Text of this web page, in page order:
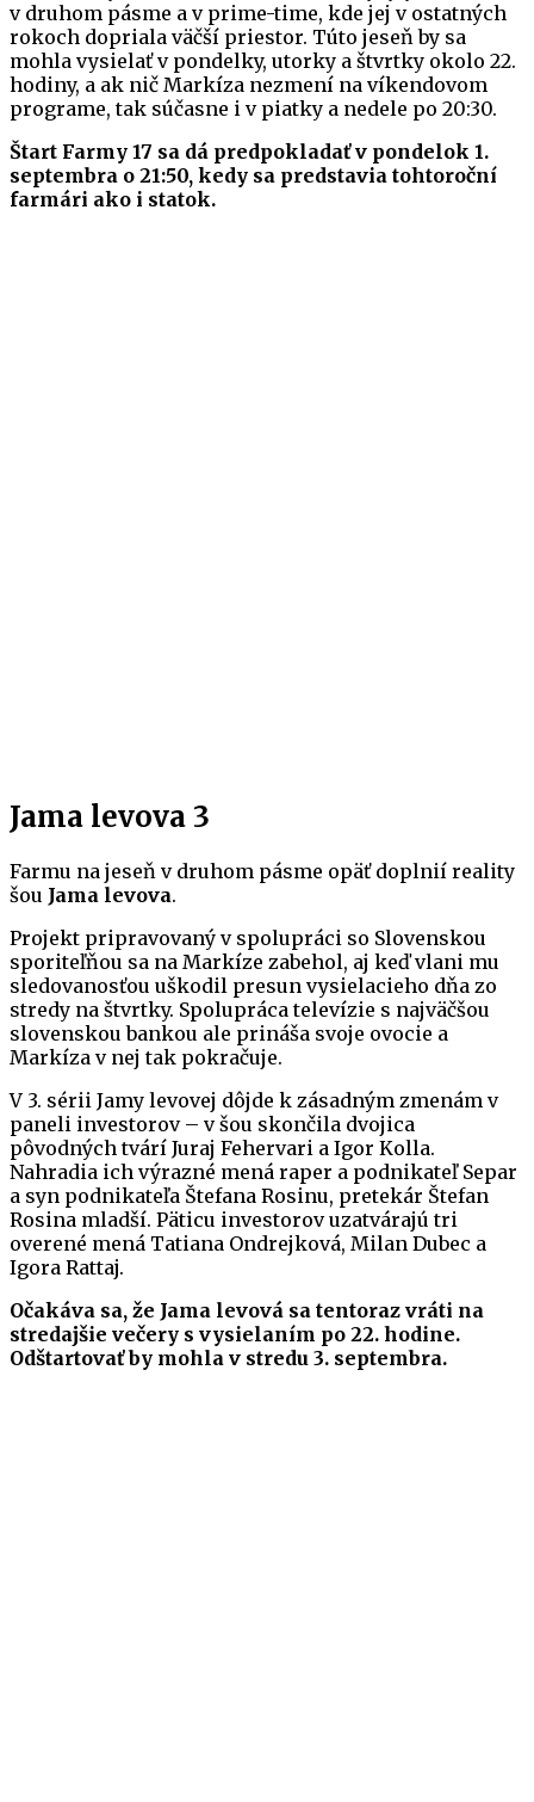
v druhom pásme a v prime-time, kde jej v ostatných
rokoch dopriala väčší priestor. Túto jeseň by sa
mohla vysielať v pondelky, utorky a štvrtky okolo 22.
hodiny, a ak nič Markíza nezmení na víkendovom
programe, tak súčasne i v piatky a nedele po 20:30.
Štart Farmy 17 sa dá predpokladať v pondelok 1.
septembra o 21:50, kedy sa predstavia tohtoroční
farmári ako i statok.
Jama levova 3
Farmu na jeseň v druhom pásme opäť doplnií reality
šou Jama levova.
Projekt pripravovaný v spolupráci so Slovenskou
sporiteľňou sa na Markíze zabehol, aj keď vlani mu
sledovanosťou uškodil presun vysielacieho dňa zo
stredy na štvrtky. Spolupráca televízie s najväčšou
slovenskou bankou ale prináša svoje ovocie a
Markíza v nej tak pokračuje.
V 3. sérii Jamy levovej dôjde k zásadným zmenám v
paneli investorov – v šou skončila dvojica
pôvodných tvárí Juraj Fehervari a Igor Kolla.
Nahradia ich výrazné mená raper a podnikateľ Separ
a syn podnikateľa Štefana Rosinu, pretekár Štefan
Rosina mladší. Päticu investorov uzatvárajú tri
overené mená Tatiana Ondrejková, Milan Dubec a
Igora Rattaj.
Očakáva sa, že Jama levová sa tentoraz vráti na
stredajšie večery s vysielaním po 22. hodine.
Odštartovať by mohla v stredu 3. septembra.